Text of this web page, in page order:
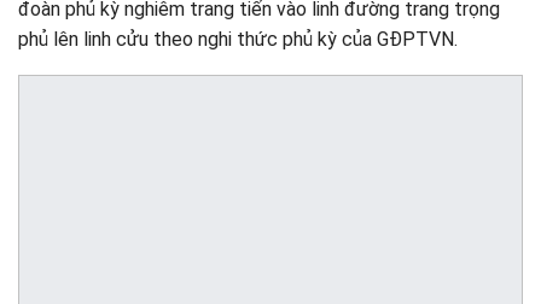
đoàn phủ kỳ nghiêm trang tiến vào linh đường trang trọng
phủ lên linh cửu theo nghi thức phủ kỳ của GĐPTVN.